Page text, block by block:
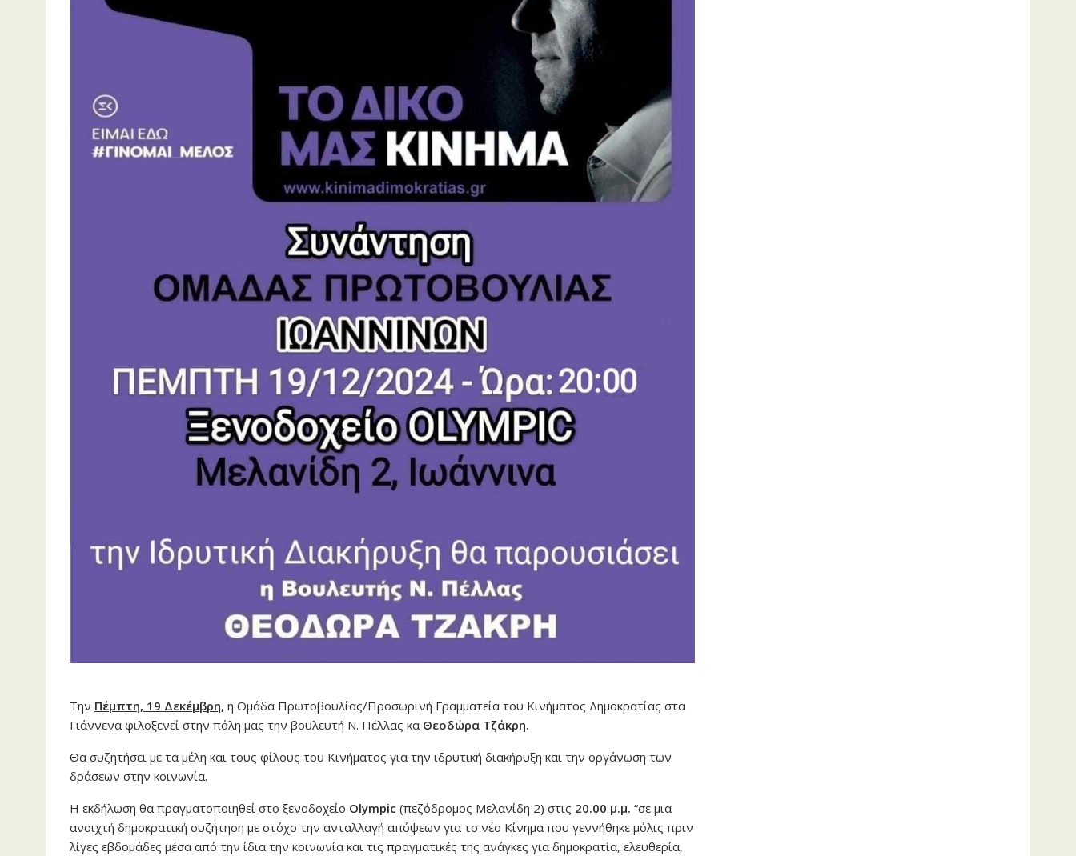
Την Πέμπτη, 19 Δεκέμβρη, η Ομάδα Πρωτοβουλίας/Προσωρινή Γραμματεία του Κινήματος Δημοκρατίας στα
Γιάννενα φιλοξενεί στην πόλη μας την βουλευτή Ν. Πέλλας κα Θεοδώρα Τζάκρη.
Θα συζητήσει με τα μέλη και τους φίλους του Κινήματος για την ιδρυτική διακήρυξη και την οργάνωση των
δράσεων στην κοινωνία.
Η εκδήλωση θα πραγματοποιηθεί στο ξενοδοχείο Olympic (πεζόδρομος Μελανίδη 2) στις 20.00 μ.μ. “σε μια
ανοιχτή δημοκρατική συζήτηση με στόχο την ανταλλαγή απόψεων για το νέο Κίνημα που γεννήθηκε μόλις πριν
λίγες εβδομάδες μέσα από την ίδια την κοινωνία και τις πραγματικές της ανάγκες για δημοκρατία, ελευθερία,